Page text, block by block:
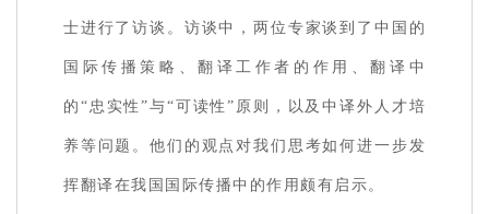
士进行了访谈。访谈中，两位专家谈到了中国的
国际传播策略、翻译工作者的作用、翻译中
的“忠实性”与“可读性”原则，以及中译外人才培
养等问题。他们的观点对我们思考如何进一步发
挥翻译在我国国际传播中的作用颇有启示。